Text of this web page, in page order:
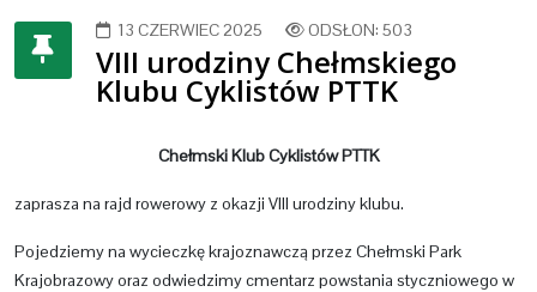
13 CZERWIEC 2025
ODSŁON: 503
VIII urodziny Chełmskiego
Klubu Cyklistów PTTK
Chełmski Klub Cyklistów PTTK
zaprasza na rajd rowerowy z okazji VIII urodziny klubu.
Pojedziemy na wycieczkę krajoznawczą przez Chełmski Park
Krajobrazowy oraz odwiedzimy cmentarz powstania styczniowego w